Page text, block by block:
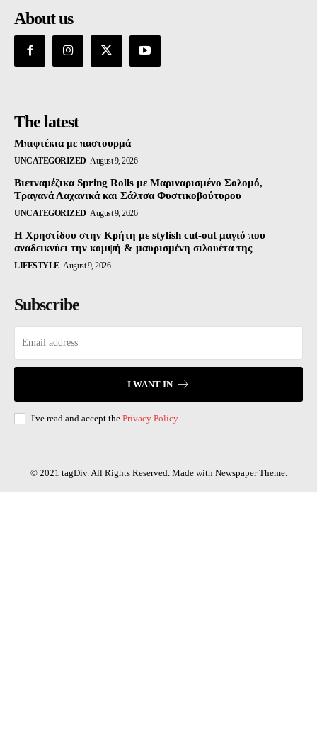
About us
The latest
Mπιφτέκια με παστουρμά
UNCATEGORIZED August 9, 2026
Βιετναμέζικα Spring Rolls με Μαριναρισμένο Σολομό,
Τραγανά Λαχανικά και Σάλτσα Φυστικοβούτυρου
UNCATEGORIZED August 9, 2026
Η Χρηστίδου στην Κρήτη με stylish cut-out μαγιό που
αναδεικνύει την κομψή & μαυρισμένη σιλουέτα της
LIFESTYLE August 9, 2026
Subscribe
I WANT IN
I've read and accept the Privacy Policy.
© 2021 tagDiv. All Rights Reserved. Made with Newspaper Theme.